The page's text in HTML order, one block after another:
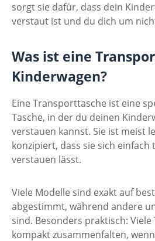
sorgt sie dafür, dass dein
verstaut ist und du dich um
Was ist eine
Kinderwagen?
Eine Transporttasche ist eine
Tasche, in der du deinen
verstauen kannst. Sie ist meist
konzipiert, dass sie sich einfach
verstauen lässt.
Viele Modelle sind exakt auf
abgestimmt, während andere
sind. Besonders praktisch: Viele
kompakt zusammenfalten,